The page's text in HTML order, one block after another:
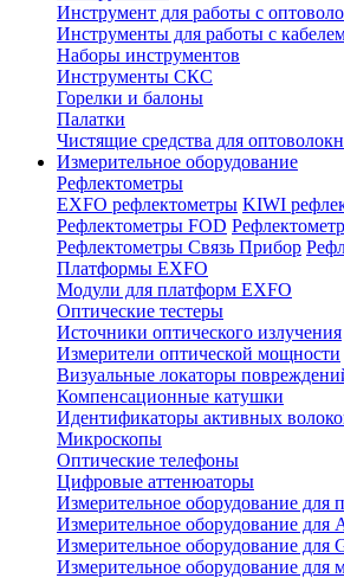
Инструмент для работы с
Инструменты для работы с
Наборы инструментов
Инструменты СКС
Горелки и балоны
Палатки
Чистящие средства для
Измерительное оборудование
Рефлектометры
EXFO рефлектометры KIWI
Рефлектометры FOD
Рефлектометры Связь Прибор
Платформы EXFO
Модули для платформ EXFO
Оптические тестеры
Источники оптического излучения
Измерители оптической мощности
Визуальные локаторы
Компенсационные катушки
Идентификаторы активных
Микроскопы
Оптические телефоны
Цифровые аттенюаторы
Измерительное оборудование для
Измерительное оборудование для
Измерительное оборудование для
Измерительное оборудование для